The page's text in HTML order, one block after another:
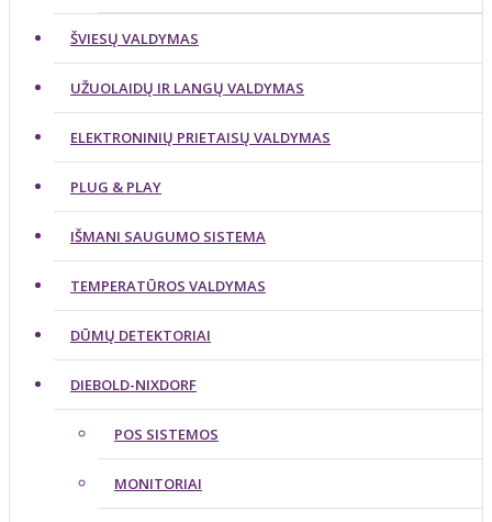
ŠVIESŲ VALDYMAS
UŽUOLAIDŲ IR LANGŲ VALDYMAS
ELEKTRONINIŲ PRIETAISŲ VALDYMAS
PLUG & PLAY
IŠMANI SAUGUMO SISTEMA
TEMPERATŪROS VALDYMAS
DŪMŲ DETEKTORIAI
DIEBOLD-NIXDORF
POS SISTEMOS
MONITORIAI